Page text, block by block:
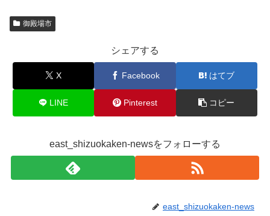
御殿場市
シェアする
X Facebook はてブ
LINE Pinterest コピー
east_shizuokaken-newsをフォローする
east_shizuokaken-news